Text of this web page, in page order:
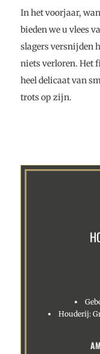
In het voorjaar,
bieden we u vlees
slagers versnijden
niets verloren. Het
heel delicaat van
trots op zijn.
Houderij: